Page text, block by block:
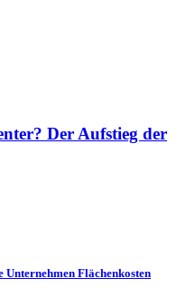
Der Aufstieg der
Flächenkosten